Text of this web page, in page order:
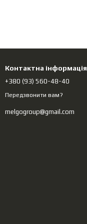
Контактна інформація
+380 (93) 560-48-40
Передзвонити вам?
melgogroup@gmail.com